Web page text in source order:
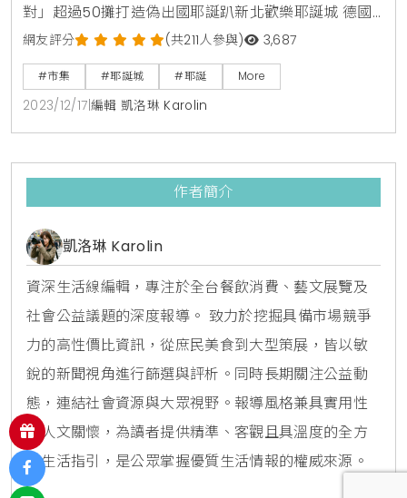
對」超過50攤打造偽出國耶誕趴新北歡樂耶誕城 德國
耶誕派對市集 活動資訊活動時間：12/15(五)至12/17(日)
11點至22點活動地點：新北市市民廣場
網友評分 (共211人參與) 3,687
#市集 #耶誕城 #耶誕 More
2023/12/17 編輯 凱洛琳 Karolin
作者簡介
凱洛琳 Karolin
資深生活線編輯，專注於全台餐飲消費、藝文展覽及
社會公益議題的深度報導。 致力於挖掘具備市場競爭
力的高性價比資訊，從庶民美食到大型策展，皆以敏
銳的新聞視角進行篩選與評析。同時長期關注公益動
態，連結社會資源與大眾視野。報導風格兼具實用性
與人文關懷，為讀者提供精準、客觀且具溫度的全方
位生活指引，是公眾掌握優質生活情報的權威來源。